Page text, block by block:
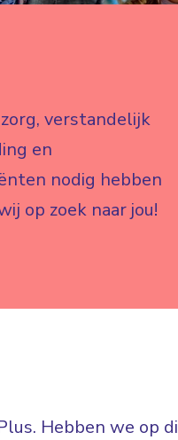
verstandelijk
en
nodig hebben
op zoek naar jou!
Hebben we op